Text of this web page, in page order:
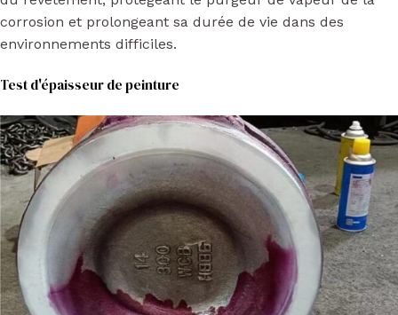
corrosion et prolongeant sa durée de vie dans des
environnements difficiles.
Test d'épaisseur de peinture